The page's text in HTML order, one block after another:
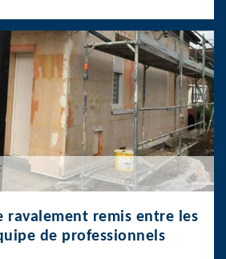
ravalement remis entre les
de professionnels